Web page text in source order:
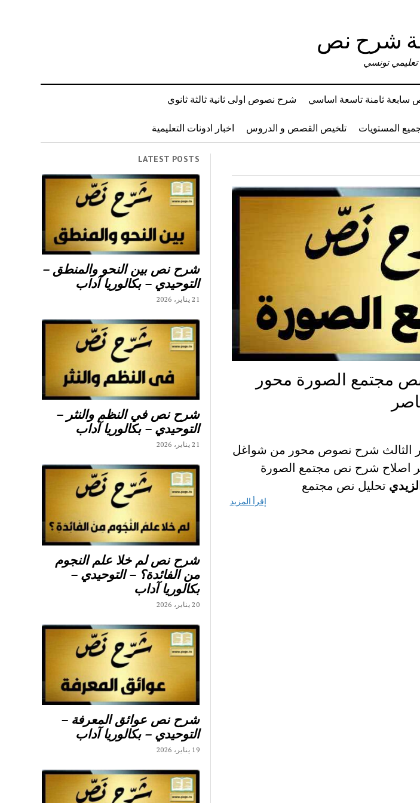
شرح نص
تونسي
ثامنة تاسعة اساسي شرح نصوص اولى ثانية ثالثة ثانوي
المستويات تلخيص القصص و الدروس اخبار ادونات التعليمية
مجتمع الصورة محور
الثالث شرح نصوص محور من شواغل
اساسي تحضير اصلاح شرح نص مجتمع الصورة
تحليل نص مجتمع
إقرأ المزيد
LATEST POSTS
شرح نص بين النحو والمنطق –
التوحيدي – بكالوريا آداب
21 يناير، 2026
شرح نص في النظم والنثر –
التوحيدي – بكالوريا آداب
21 يناير، 2026
شرح نص لم خلا علم النجوم
من الفائدة؟ – التوحيدي –
بكالوريا آداب
20 يناير، 2026
شرح نص عوائق المعرفة –
التوحيدي – بكالوريا آداب
19 يناير، 2026